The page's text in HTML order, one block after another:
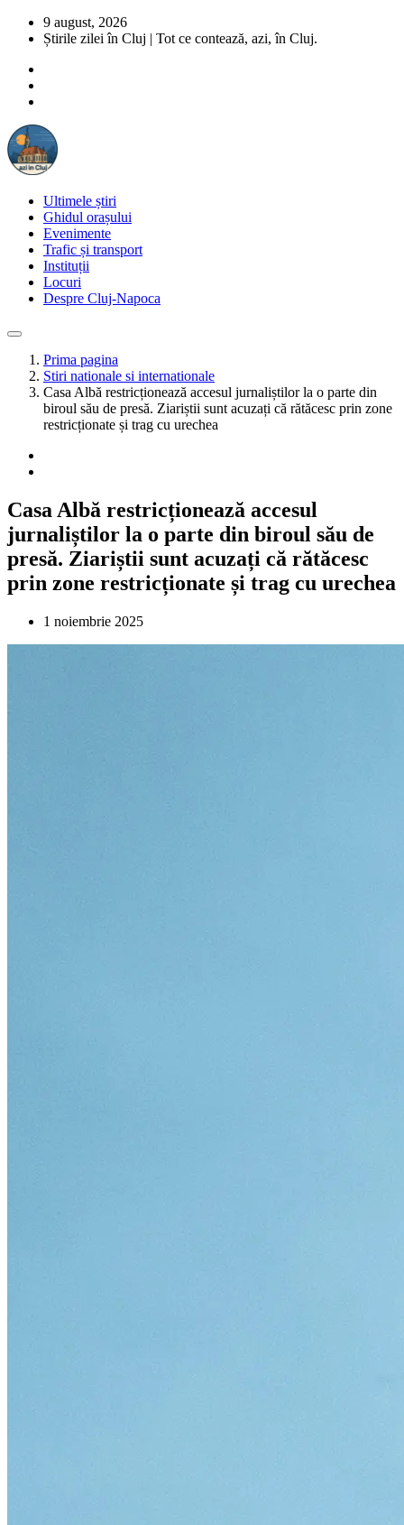
9 august, 2026
Știrile zilei în Cluj | Tot ce contează, azi, în Cluj.
Ultimele știri
Ghidul orașului
Evenimente
Trafic și transport
Instituții
Locuri
Despre Cluj-Napoca
Prima pagina
Stiri nationale si internationale
Casa Albă restricționează accesul jurnaliștilor la o parte din
biroul său de presă. Ziariștii sunt acuzați că rătăcesc prin zone
restricționate și trag cu urechea
Casa Albă restricționează accesul
jurnaliștilor la o parte din biroul său de
presă. Ziariștii sunt acuzați că rătăcesc
prin zone restricționate și trag cu urechea
1 noiembrie 2025